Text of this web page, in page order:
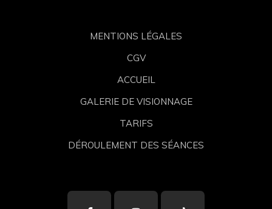
MENTIONS LÉGALES
CGV
ACCUEIL
GALERIE DE VISIONNAGE
TARIFS
DÉROULEMENT DES SÉANCES